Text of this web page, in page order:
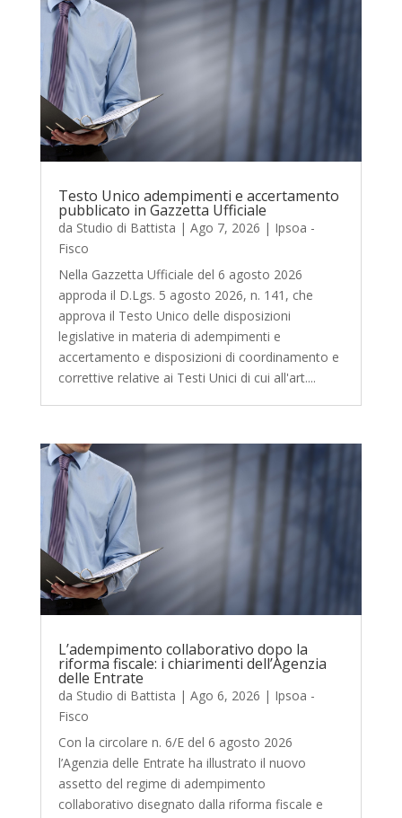
Testo Unico adempimenti e accertamento
pubblicato in Gazzetta Ufficiale
da Studio di Battista | Ago 7, 2026 | Ipsoa -
Fisco
Nella Gazzetta Ufficiale del 6 agosto 2026
approda il D.Lgs. 5 agosto 2026, n. 141, che
approva il Testo Unico delle disposizioni
legislative in materia di adempimenti e
accertamento e disposizioni di coordinamento e
correttive relative ai Testi Unici di cui all'art....
L’adempimento collaborativo dopo la
riforma fiscale: i chiarimenti dell’Agenzia
delle Entrate
da Studio di Battista | Ago 6, 2026 | Ipsoa -
Fisco
Con la circolare n. 6/E del 6 agosto 2026
l’Agenzia delle Entrate ha illustrato il nuovo
assetto del regime di adempimento
collaborativo disegnato dalla riforma fiscale e